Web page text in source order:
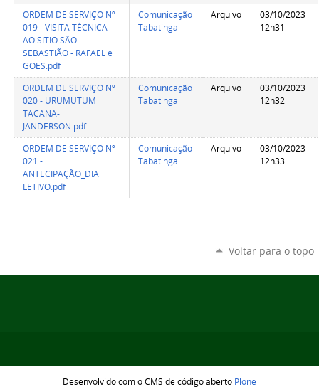
ORDEM DE SERVIÇO Nº
019 - VISITA TÉCNICA
AO SITIO SÃO
SEBASTIÃO - RAFAEL e
GOES.pdf
Comunicação
Tabatinga
Arquivo
03/10/2023
12h31
ORDEM DE SERVIÇO Nº
020 - URUMUTUM
TACANA-
JANDERSON.pdf
Comunicação
Tabatinga
Arquivo
03/10/2023
12h32
ORDEM DE SERVIÇO Nº
021 -
ANTECIPAÇÃO_DIA
LETIVO.pdf
Comunicação
Tabatinga
Arquivo
03/10/2023
12h33
Voltar para o topo
Desenvolvido com o CMS de código aberto Plone